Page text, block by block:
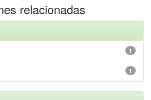
relacionadas
1
1